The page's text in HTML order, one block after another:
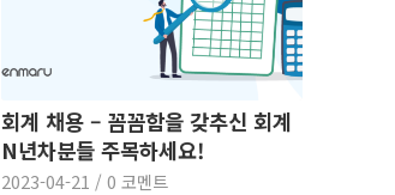
회계 채용 – 꼼꼼함을 갖추신 회계
N년차분들 주목하세요!
2023-04-21 / 0 코멘트